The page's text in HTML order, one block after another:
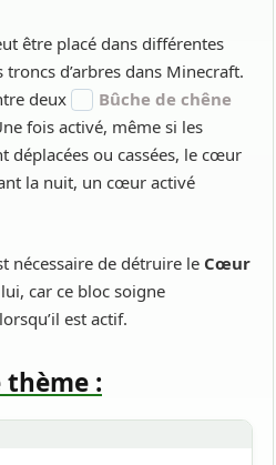
être placé dans différentes
d’arbres dans Minecraft.
deux
Bûche de chêne
fois activé, même si les
déplacées ou cassées, le cœur
la nuit, un cœur activé
nécessaire de détruire le Cœur
car ce bloc soigne
est actif.
thème :